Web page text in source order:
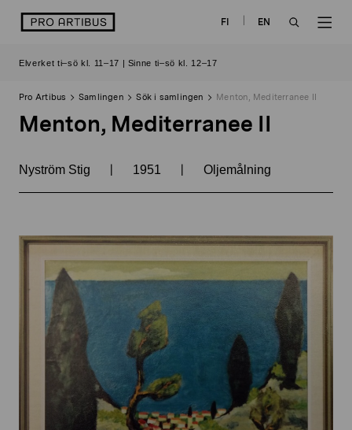
logo FI
EN
Elverket ti–sö kl. 11–17 | Sinne ti–sö kl. 12–17
Pro Artibus Samlingen Sök i samlingen Menton, Mediterranee II
Menton, Mediterranee II
Nyström Stig | 1951 | Oljemålning